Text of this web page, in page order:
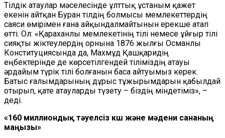
Тілдік атаулар мәселесінде ұлттық ұстаным қажет
екенін айтқан Буран тілдің болмысы мемлекеттердің
саяси өмірімен ғана айқындалмайтынын ерекше атап
өтті. Ол: «Қараханлы мемлекетінің тілі немесе ұйғыр тілі
сияқты жіктеулердің орнына 1876 жылғы Османлы
Конституциясында да, Махмұд Қашқаридің
еңбектерінде де көрсетілгендей тіліміздің атауы
әрдайым түрік тілі болғанын баса айтуымыз керек.
Батыс ғалымдарының дұрыс тұжырымдарын қабылдай
отырып, қате атауларды түзету – біздің міндетіміз», –
деді.
«160 миллиондық тәуелсіз күш және мәдени сананың
маңызы»